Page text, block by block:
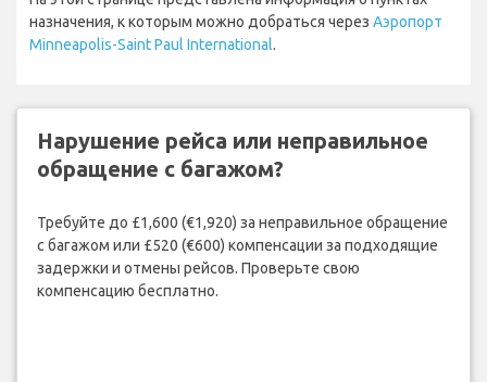
назначения, к которым можно добраться через Аэропорт
Minneapolis-Saint Paul International.
Нарушение рейса или неправильное
обращение с багажом?
Требуйте до £1,600 (€1,920) за неправильное обращение
с багажом или £520 (€600) компенсации за подходящие
задержки и отмены рейсов. Проверьте свою
компенсацию бесплатно.